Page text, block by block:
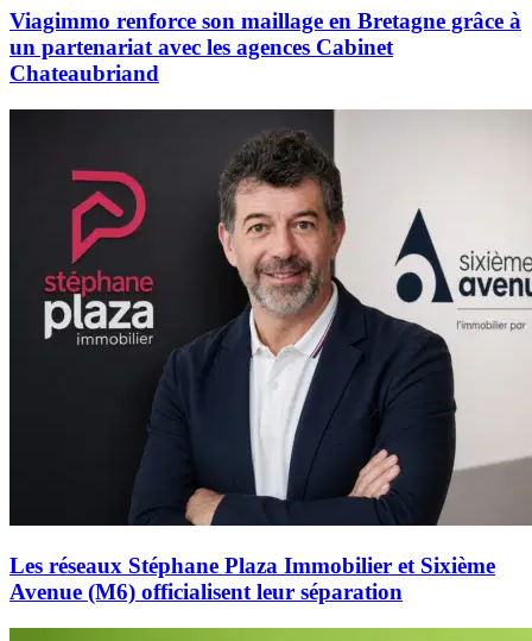
Viagimmo renforce son maillage en Bretagne grâce à
un partenariat avec les agences Cabinet
Chateaubriand
Les réseaux Stéphane Plaza Immobilier et Sixième
Avenue (M6) officialisent leur séparation